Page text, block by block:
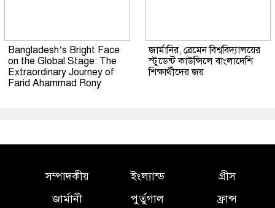
Bangladesh’s Bright Face
on the Global Stage: The
Extraordinary Journey of
Farid Ahammad Rony
জার্মানির, ব্রেমেন বিশ্ববিদ্যালয়ের
স্টুডেন্ট কাউন্সিলে বাংলাদেশি
শিক্ষার্থীদের জয়
সম্পাদকীয় ইংল্যান্ড
গ্রীস
জার্মানী
পুর্তুগাল
ফ্রান্স